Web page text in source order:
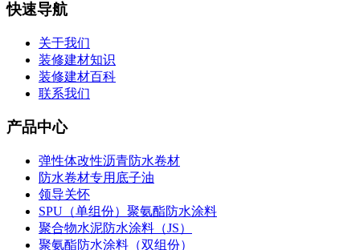
快速导航
关于我们
装修建材知识
装修建材百科
联系我们
产品中心
弹性体改性沥青防水卷材
防水卷材专用底子油
领导关怀
SPU（单组份）聚氨酯防水涂料
聚合物水泥防水涂料（JS）
聚氨酯防水涂料（双组份）